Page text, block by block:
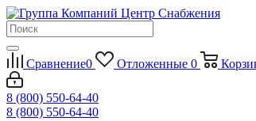
Сравнение0 Отложенные 0
8 (800) 550-64-40
8 (800) 550-64-40